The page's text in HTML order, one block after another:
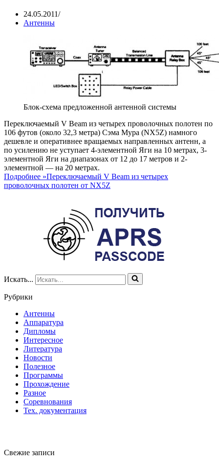
24.05.2011
Антенны
Блок-схема предложенной антенной системы
Переключаемый V Beam из четырех проволочных полотен по
106 футов (около 32,3 метра) Сэма Мура (NX5Z) намного
дешевле и оперативнее вращаемых направленных антенн, а
по усилению не уступает 4-элементной Яги на 10 метрах, 3-
элементной Яги на диапазонах от 12 до 17 метров и 2-
элементной — на 20 метрах.
Подробнее »Переключаемый V Beam из четырех
проволочных полотен от NX5Z
Искать...
Рубрики
Антенны
Аппаратура
Дипломы
Интересное
Литература
Новости
Полезное
Программы
Прохождение
Разное
Соревнования
Тех. документация
Свежие записи